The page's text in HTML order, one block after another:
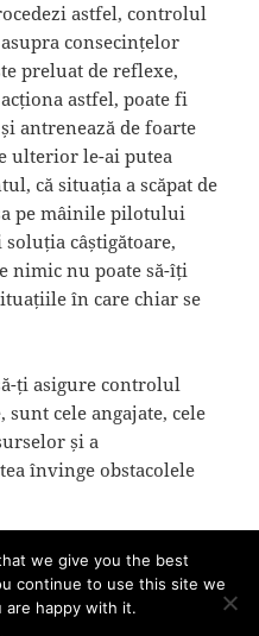
astfel, controlul
consecințelor
preluat de reflexe,
astfel, poate fi
antrenează de foarte
ulterior le-ai putea
că situația a scăpat de
pe mâinile pilotului
câștigătoare,
nimic nu poate să-îți
în care chiar se
ți asigure controlul
cele angajate, cele
și a
învinge obstacolele
acțiuni angajate
we give you the best
continue to use this site we
are happy with it.